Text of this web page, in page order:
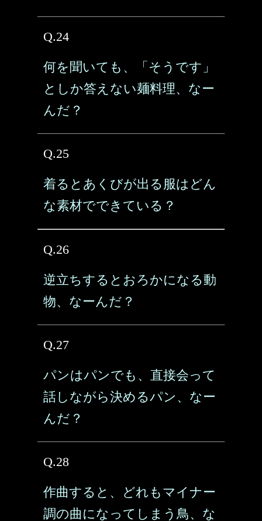
Q.24
何を聞いても、「そうです」
としか答えない麺料理、なー
んだ？
Q.25
着るとあくびが出る服はどん
な素材でできている？
Q.26
逆立ちするとおろかになる動
物、なーんだ？
Q.27
パンはパンでも、直接会って
話しながら決めるパン、なー
んだ？
Q.28
作曲すると、どれもマイナー
調の曲になってしまう鳥、な